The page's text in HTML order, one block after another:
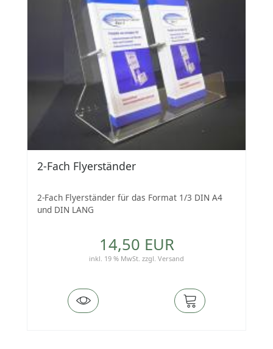
2-Fach Flyerständer
2-Fach Flyerständer für das Format 1/3 DIN A4
und DIN LANG
14,50 EUR
inkl. 19 % MwSt. zzgl. Versand